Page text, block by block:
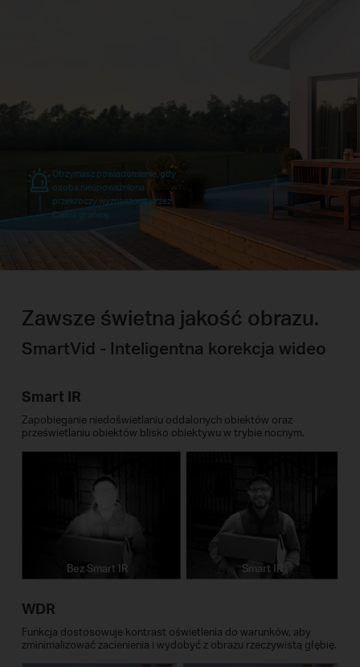
Otrzymasz powiadomienie, gdy
osoba nieupoważniona
przekroczy wyznaczoną przez
Ciebie granicę.
Zawsze świetna jakość obrazu.
SmartVid - Inteligentna korekcja wideo
Smart IR
Zapobieganie niedoświetlaniu oddalonych obiektów oraz
prześwietlaniu obiektów blisko obiektywu w trybie nocnym.
Bez Smart IR Smart IR
WDR
Funkcja dostosowuje kontrast oświetlenia do warunków, aby
zminimalizować zacienienia i wydobyć z obrazu rzeczywistą głębię.